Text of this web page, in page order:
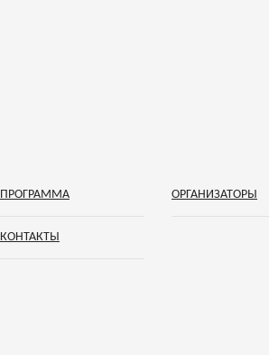
ПРОГРАММА ОРГАНИЗАТОРЫ
КОНТАКТЫ